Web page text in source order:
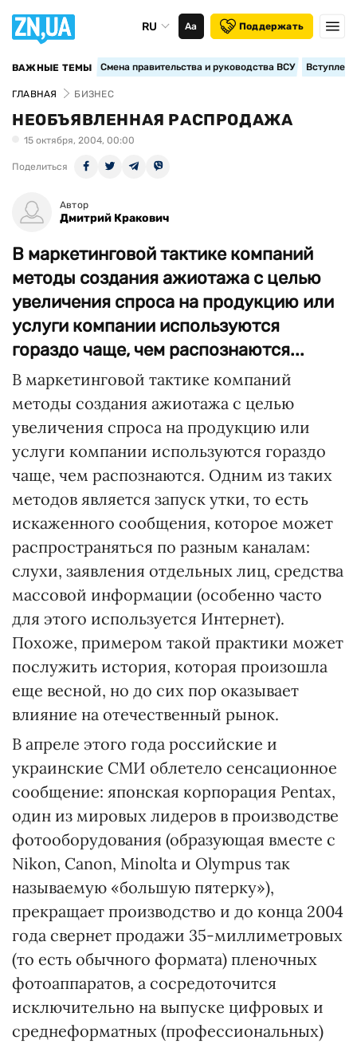
RU Аа Поддержать
ВАЖНЫЕ ТЕМЫ Смена правительства и руководства ВСУ
ГЛАВНАЯ БИЗНЕС
НЕОБЪЯВЛЕННАЯ РАСПРОДАЖА
15 октября, 2004, 00:00
Поделиться
Автор
Дмитрий Кракович
В маркетинговой тактике компаний
методы создания ажиотажа с целью
увеличения спроса на продукцию или
услуги компании используются
гораздо чаще, чем распознаются...
В маркетинговой тактике компаний
методы создания ажиотажа с целью
увеличения спроса на продукцию или
услуги компании используются гораздо
чаще, чем распознаются. Одним из таких
методов является запуск утки, то есть
искаженного сообщения, которое может
распространяться по разным каналам:
слухи, заявления отдельных лиц, средства
массовой информации (особенно часто
для этого используется Интернет).
Похоже, примером такой практики может
послужить история, которая произошла
еще весной, но до сих пор оказывает
влияние на отечественный рынок.
В апреле этого года российские и
украинские СМИ облетело сенсационное
сообщение: японская корпорация Pentax,
один из мировых лидеров в производстве
фотооборудования (образующая вместе с
Nikon, Canon, Minolta и Olympus так
называемую «большую пятерку»),
прекращает производство и до конца 2004
года свернет продажи 35-миллиметровых
(то есть обычного формата) пленочных
фотоаппаратов, а сосредоточится
исключительно на выпуске цифровых и
среднеформатных (профессиональных)